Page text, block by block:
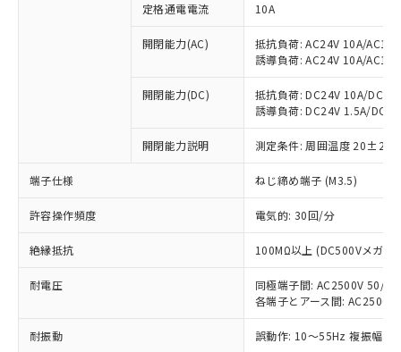
定格通電電流 10A
開閉能力(AC)
抵抗負荷: AC24V 10A/
誘導負荷: AC24V 10A/
開閉能力(DC)
抵抗負荷: DC24V 10A/
誘導負荷: DC24V 1.5A/
開閉能力説明 測定条件: 周囲温度 20±2℃
端子仕様 ねじ締め端子 (M3.5)
許容操作頻度 電気的: 30回/分
絶縁抵抗 100MΩ以上 (DC500Vメガ)
耐電圧
同極端子間: AC2500V 50/
各端子とアース間:
耐振動 誤動作: 10～55Hz 複振幅
ご利用条件
以下の条件をお読みいただき、同意のうえ
ご利用ください。
商品の当社在庫状況および標準価格
(税抜)を提供させていただくもので
当社制御機器事業取扱商品の中には、
本サービスの対象外となる商品もある
在庫状況および標準価格照会結果は、
記載している更新日時点での社内デー
タに基づき作成されるものであり、閲
覧された時点での実際の在庫および標
準価格とは異なる場合があることをご
対応予定：EU RoHS指令（10物質）の非含
有に対応した製品に切り替える予定のある
対応予定なし：EU RoHS指令（10物質）の
非含有に非対応の商品で、対応品を出す予
調査・確認中：EU RoHS指令（10物質）の
非含有の対応状況を調査中または確認中の
非該当品：ライセンス料など無形物で、有
害物質有無と関係のない商品です。
仕入先様の事情により、非含有部品として
いたものが、含有品と判明した場合などや
むを得ず変更することがあります。
鉛(Pb) 1000ppm以下、 水銀(Hg) 1000ppm以下、 カド
六価クロム(Cr(Ⅵ)) 1000ppm以下、ポリ臭化ビフェニル
※1 中国RoHS○×表
「○」：最大均質材料含有率が中国RoHSの
基準値以下であることを示します。
「×」：最大均質材料含有率が中国RoHSの
基準値を超えていることを示します。
「－」：未確認です。当社販売部門へお問
*中国RoHS10物質の基準値 (GB/T26572)：
当社は、これら貴社製品のうち、外国
為替および外国貿易法に定める商品
（以下｢規制貨物等」という）を輸出
または国外への提供する場合は、日本
国政府の輸出許可(または役務取引許
可)を取得するなどの必要な手続きを